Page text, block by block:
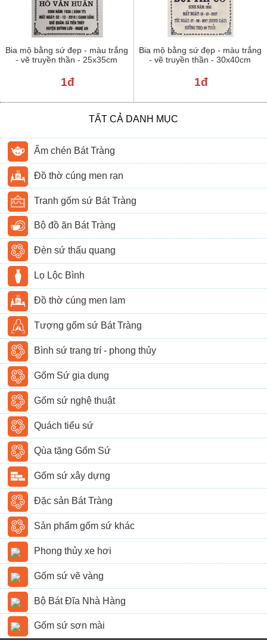
Bia mộ bằng sứ đẹp - màu trắng
- vẽ truyền thần - 25x35cm
1đ
Bia mộ bằng sứ đẹp - màu trắng
- vẽ truyền thần - 30x40cm
1đ
TẤT CẢ DANH MỤC
Ấm chén Bát Tràng
Đồ thờ cúng men rạn
Tranh gốm sứ Bát Tràng
Bộ đồ ăn Bát Tràng
Đèn sứ thấu quang
Lọ Lộc Bình
Đồ thờ cúng men lam
Tượng gốm sứ Bát Tràng
Bình sứ trang trí - phong thủy
Gốm Sứ gia dụng
Gốm sứ nghệ thuật
Quách tiểu sứ
Qùa tặng Gốm Sứ
Gốm sứ xây dựng
Đặc sản Bát Tràng
Sản phẩm gốm sứ khác
Phong thủy xe hơi
Gốm sứ vẽ vàng
Bộ Bát Đĩa Nhà Hàng
Gốm sứ sơn mài